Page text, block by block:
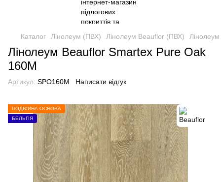
Каталог Лінолеум (ПВХ) Лінолеум Beauflor (ПВХ)
Лінолеум Beauflor Smartex Pure Oak
160M
Артикул: SPO160M Написати відгук
ПОДВІЙНА ОСНОВА
БЕЛЬГІЯ